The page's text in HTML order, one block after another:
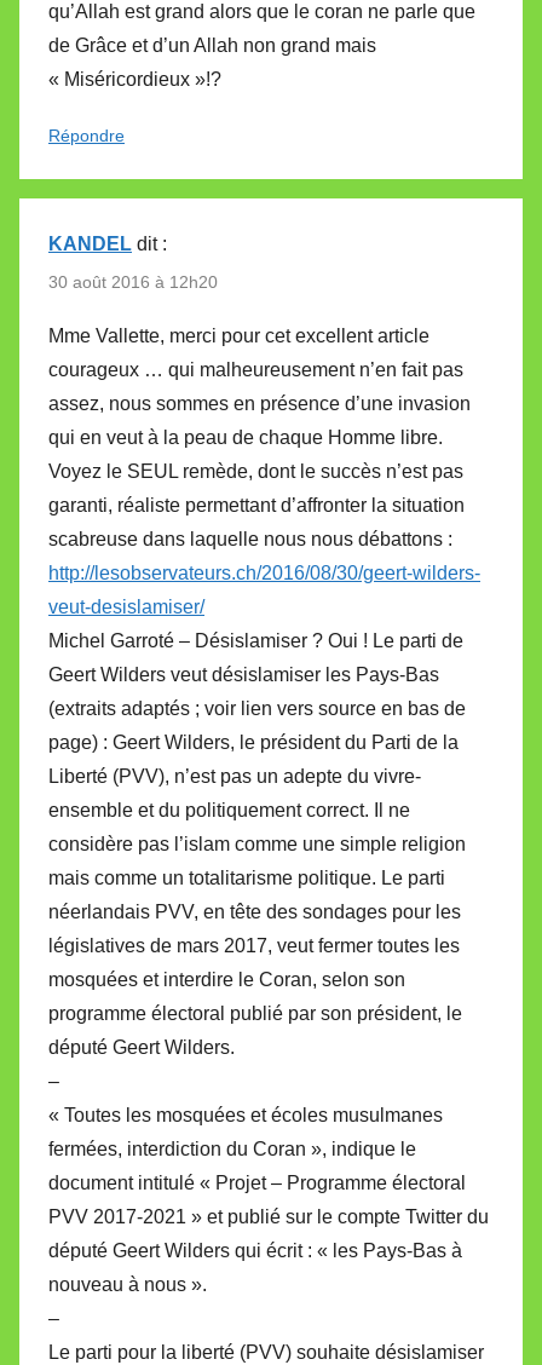
qu’Allah est grand alors que le coran ne parle que
de Grâce et d’un Allah non grand mais
« Miséricordieux »!?
Répondre
KANDEL dit :
30 août 2016 à 12h20
Mme Vallette, merci pour cet excellent article
courageux … qui malheureusement n’en fait pas
assez, nous sommes en présence d’une invasion
qui en veut à la peau de chaque Homme libre.
Voyez le SEUL remède, dont le succès n’est pas
garanti, réaliste permettant d’affronter la situation
scabreuse dans laquelle nous nous débattons :
http://lesobservateurs.ch/2016/08/30/geert-wilders-
veut-desislamiser/
Michel Garroté – Désislamiser ? Oui ! Le parti de
Geert Wilders veut désislamiser les Pays-Bas
(extraits adaptés ; voir lien vers source en bas de
page) : Geert Wilders, le président du Parti de la
Liberté (PVV), n’est pas un adepte du vivre-
ensemble et du politiquement correct. Il ne
considère pas l’islam comme une simple religion
mais comme un totalitarisme politique. Le parti
néerlandais PVV, en tête des sondages pour les
législatives de mars 2017, veut fermer toutes les
mosquées et interdire le Coran, selon son
programme électoral publié par son président, le
député Geert Wilders.
–
« Toutes les mosquées et écoles musulmanes
fermées, interdiction du Coran », indique le
document intitulé « Projet – Programme électoral
PVV 2017-2021 » et publié sur le compte Twitter du
député Geert Wilders qui écrit : « les Pays-Bas à
nouveau à nous ».
–
Le parti pour la liberté (PVV) souhaite désislamiser